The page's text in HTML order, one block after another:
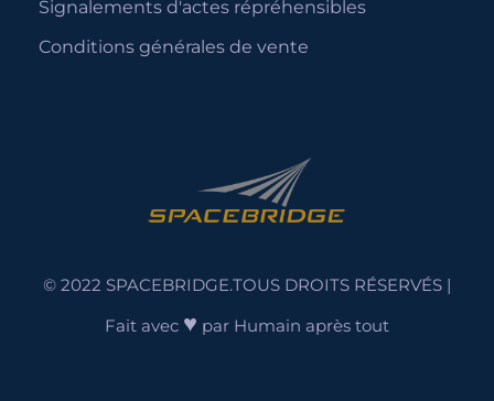
Signalements d'actes répréhensibles
Conditions générales de vente
© 2022 SPACEBRIDGE.TOUS DROITS RÉSERVÉS |
Fait avec ♥ par Humain après tout